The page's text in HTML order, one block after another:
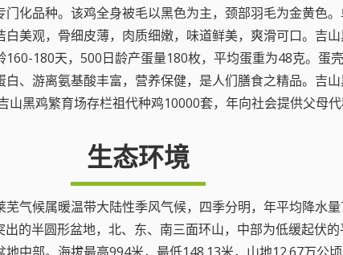
化品种。该鸡全身被毛以黑色为主，颈部羽毛为金黄色
美观，骨细皮薄，肉质细嫩，味道鲜美，爽滑可口。吉
180天，500日龄产蛋量180枚，平均蛋重为48克。蛋
、游离氨基酸丰富，营养保健，是人们膳食之精品。吉
黑鸡繁育场存栏祖代种鸡10000套，年向社会提供父母代
生态环境
气候属暖温带大陆性季风气候，四季分明，年平均降水
的半圆形盆地，北、东、南三面环山，中部为低缓起伏